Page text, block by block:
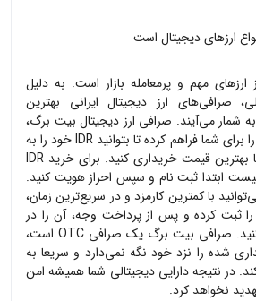
ارزهای مهم و پرمعامله بازار است. به دلیل
صرافی‌های ارز دیجیتال ایرانی بهترین
شمار می‌آیند. صرافی ارز دیجیتال بیت برگ،
شما فراهم کرده تا بتوانید IDRخود را به
قیمت خریداری کنید. برای خرید IDR
ابتدا ثبت نام و سپس احراز هویت کنید.
با کمترین کارمزد و در سریع‌ترین زمان،
ثبت کرده و پس از پرداخت وجه، آن را در
کیف پول خود دریافت کنید. صرافی بیت برگ یک صرافی OTC است،
شده را نزد خود نگه نمی‌دارد و سریعا به
در نتیجه دارایی دیجیتالی شما همیشه امن
نخواهد کرد.